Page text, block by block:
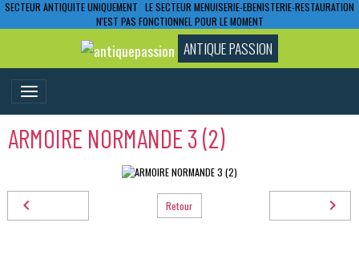
SECTEUR ANTIQUITE UNIQUEMENT LE SECTEUR MENUISERIE-EBENISTERIE-RESTAURATION
N'EST PAS FONCTIONNEL POUR LE MOMENT
ANTIQUE PASSION
ARMOIRE NORMANDE 3 (2)
Retour